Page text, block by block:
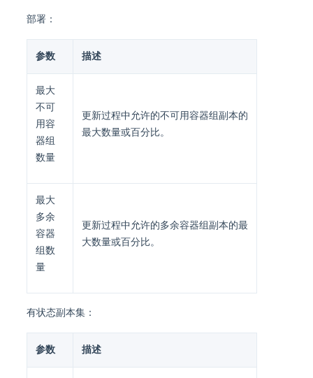
部署：
参数 描述
最大
不可
用容
器组
数量
更新过程中允许的不可用容器组副本的
最大数量或百分比。
最大
多余
容器
组数
量
更新过程中允许的多余容器组副本的最
大数量或百分比。
有状态副本集：
参数 描述